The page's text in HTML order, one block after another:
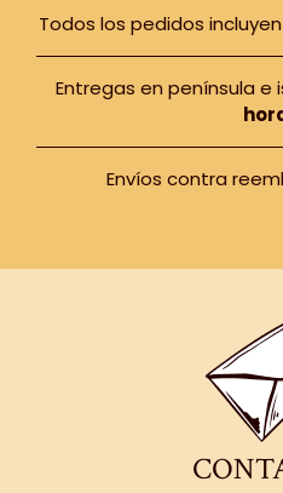
Todos los pedidos
Entregas en península e
Envíos contra